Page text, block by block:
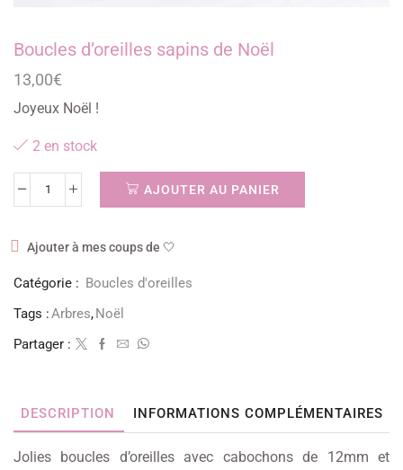
Boucles d’oreilles sapins de Noël
13,00€
Joyeux Noël !
2 en stock
AJOUTER AU PANIER
Ajouter à mes coups de 🤍
Catégorie : Boucles d'oreilles
Tags :Arbres,Noël
Partager :
DESCRIPTION INFORMATIONS COMPLÉMENTAIRES
Jolies boucles d’oreilles avec cabochons de 12mm et